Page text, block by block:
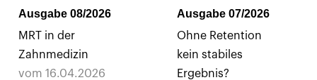
Ausgabe 08/2026
MRT in der
Zahnmedizin
vom 16.04.2026
Ausgabe 07/2026
Ohne Retention
kein stabiles
Ergebnis?